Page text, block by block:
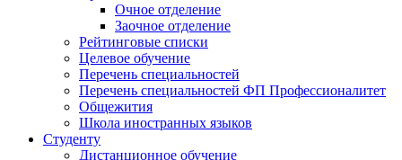
Очное отделение
Заочное отделение
Рейтинговые списки
Целевое обучение
Перечень специальностей
Перечень специальностей ФП Профессионалитет
Общежития
Школа иностранных языков
Студенту
Дистанционное обучение